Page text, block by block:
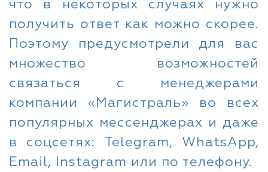
что в некоторых случаях нужно
получить ответ как можно скорее.
Поэтому предусмотрели для вас
множество возможностей
связаться с менеджерами
компании «Магистраль» во всех
популярных мессенджерах и даже
в соцсетях: Telegram, WhatsApp,
Email, Instagram или по телефону.